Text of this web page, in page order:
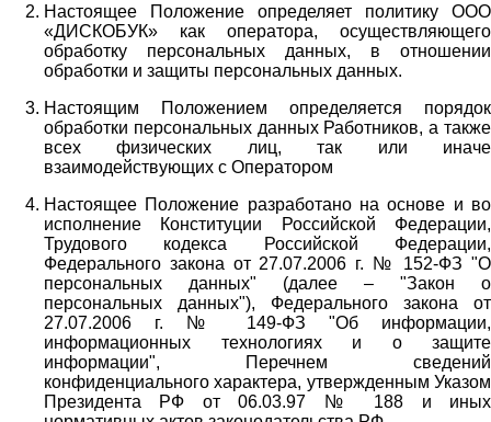
Настоящее Положение определяет политику ООО
«ДИСКОБУК» как оператора, осуществляющего
обработку персональных данных, в отношении
обработки и защиты персональных данных.
Настоящим Положением определяется порядок
обработки персональных данных Работников, а также
всех физических лиц, так или иначе
взаимодействующих с Оператором
Настоящее Положение разработано на основе и во
исполнение Конституции Российской Федерации,
Трудового кодекса Российской Федерации,
Федерального закона от 27.07.2006 г. № 152-ФЗ "О
персональных данных" (далее – "Закон о
персональных данных"), Федерального закона от
27.07.2006 г. № 149-ФЗ "Об информации,
информационных технологиях и о защите
информации", Перечнем сведений
конфиденциального характера, утвержденным Указом
Президента РФ от 06.03.97 № 188 и иных